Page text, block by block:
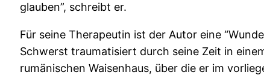
g
e
glauben”, schreibt er.
Für seine Therapeutin ist der Autor eine
Schwerst traumatisiert durch seine Zeit in
rumänischen Waisenhaus, über die er im